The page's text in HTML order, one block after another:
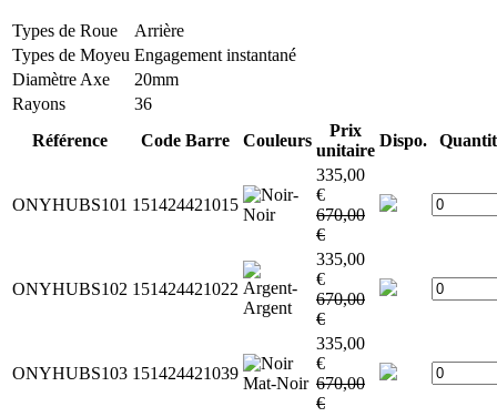
Types de Roue
Arrière
Types de Moyeu Engagement instantané
Diamètre Axe
20mm
Rayons
36
Référence
Code Barre Couleurs
Prix
unitaire
Dispo.
ONYHUBS101 151424421015
335,00
€
670,00
€
ONYHUBS102 151424421022
335,00
€
670,00
€
ONYHUBS103 151424421039
335,00
€
670,00
€